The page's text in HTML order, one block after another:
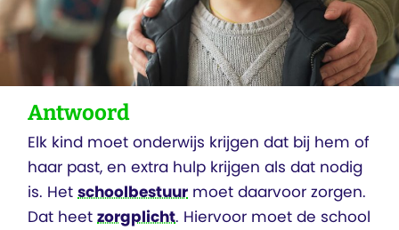
Antwoord
Elk kind moet onderwijs krijgen dat bij hem of
haar past, en extra hulp krijgen als dat nodig
is. Hetschoolbestuur moet daarvoor zorgen.
Dat heetzorgplicht. Hiervoor moet de school